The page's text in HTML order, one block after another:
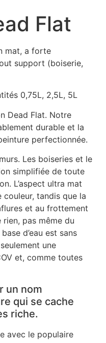
Flat
mat, a forte
support (boiserie,
0,75L, 2,5L, 5L
Dead Flat. Notre
durable et la
perfectionnée.
Les boiseries et le
simplifiée de toute
L’aspect ultra mat
tandis que la
et au frottement
rien, pas même du
d’eau est sans
une
et, comme toutes
un nom
qui se cache
riche.
avec le populaire